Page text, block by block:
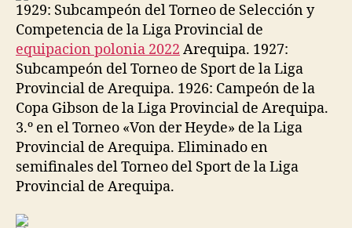
1929: Subcampeón del Torneo de Selección y
Competencia de la Liga Provincial de
equipacion polonia 2022 Arequipa. 1927:
Subcampeón del Torneo de Sport de la Liga
Provincial de Arequipa. 1926: Campeón de la
Copa Gibson de la Liga Provincial de Arequipa.
3.º en el Torneo «Von der Heyde» de la Liga
Provincial de Arequipa. Eliminado en
semifinales del Torneo del Sport de la Liga
Provincial de Arequipa.